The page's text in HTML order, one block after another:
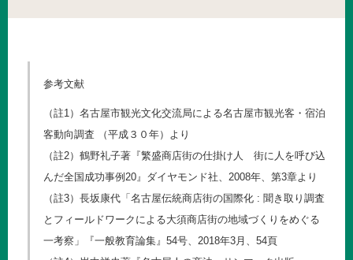
参考文献
（註1）名古屋市観光文化交流局による名古屋市観光客・宿泊
客動向調査 （平成３０年）より
（註2）鶴野礼子著『繁盛商店街の仕掛け人 街に人を呼び込
んだ全国成功事例20』ダイヤモンド社、2008年、第3章より
（註3）長坂康代「名古屋伝統商店街の国際化 : 聞き取り調査
とフィールドワークによる大須商店街の地域づくりをめぐる
一考察」『一般教育論集』54号、2018年3月、54頁